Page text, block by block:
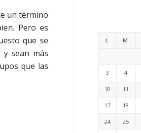
un término
Pero es
que se
sean más
que las
L M
3 4
10 11
17 18
24 25